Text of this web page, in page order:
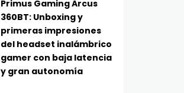
Primus Gaming Arcus
360BT: Unboxing y
primeras impresiones
del headset inalámbrico
gamer con baja latencia
y gran autonomía